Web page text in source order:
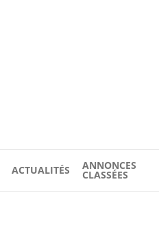
ACTUALITÉS ANNONCES
CLASSÉES